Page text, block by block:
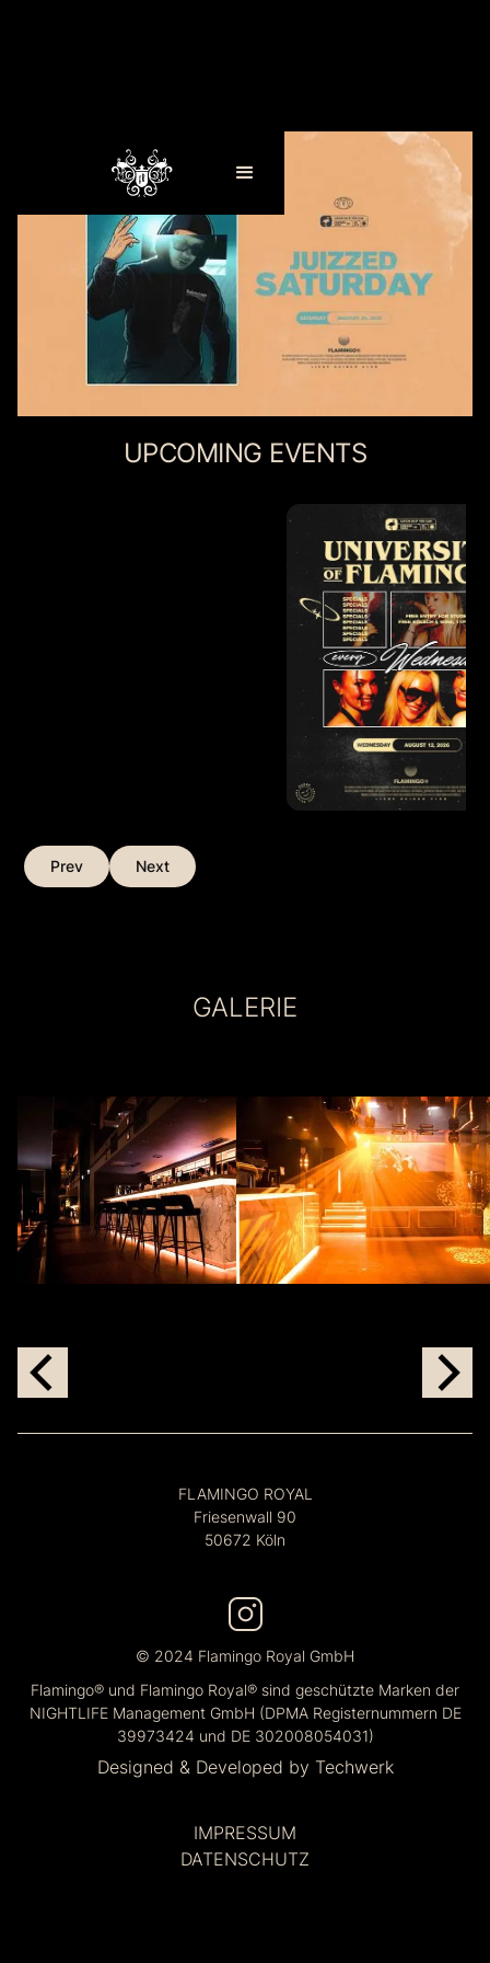
UPCOMING EVENTS
Prev Next
GALERIE
FLAMINGO ROYAL
Friesenwall 90
50672 Köln
© 2024 Flamingo Royal GmbH
Flamingo® und Flamingo Royal® sind geschützte Marken der
NIGHTLIFE Management GmbH (DPMA Registernummern DE
39973424 und DE 302008054031)
Designed & Developed by Techwerk
IMPRESSUM
DATENSCHUTZ